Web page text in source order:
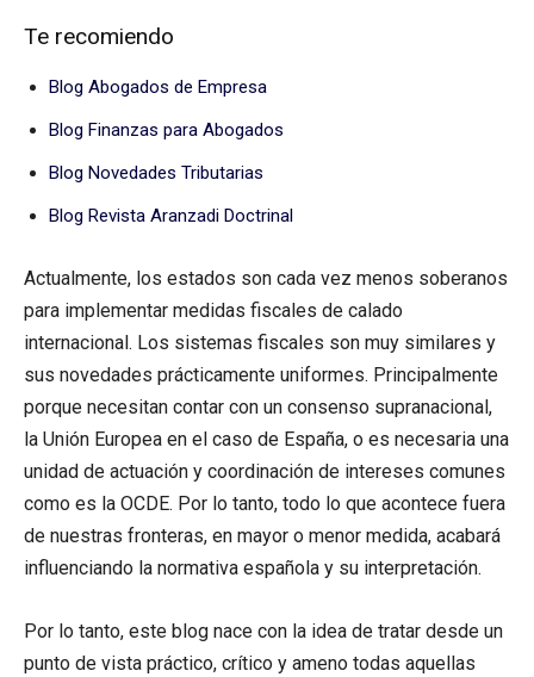
Te recomiendo
Blog Abogados de Empresa
Blog Finanzas para Abogados
Blog Novedades Tributarias
Blog Revista Aranzadi Doctrinal
Actualmente, los estados son cada vez menos soberanos
para implementar medidas fiscales de calado
internacional. Los sistemas fiscales son muy similares y
sus novedades prácticamente uniformes. Principalmente
porque necesitan contar con un consenso supranacional,
la Unión Europea en el caso de España, o es necesaria una
unidad de actuación y coordinación de intereses comunes
como es la OCDE. Por lo tanto, todo lo que acontece fuera
de nuestras fronteras, en mayor o menor medida, acabará
influenciando la normativa española y su interpretación.
Por lo tanto, este blog nace con la idea de tratar desde un
punto de vista práctico, crítico y ameno todas aquellas